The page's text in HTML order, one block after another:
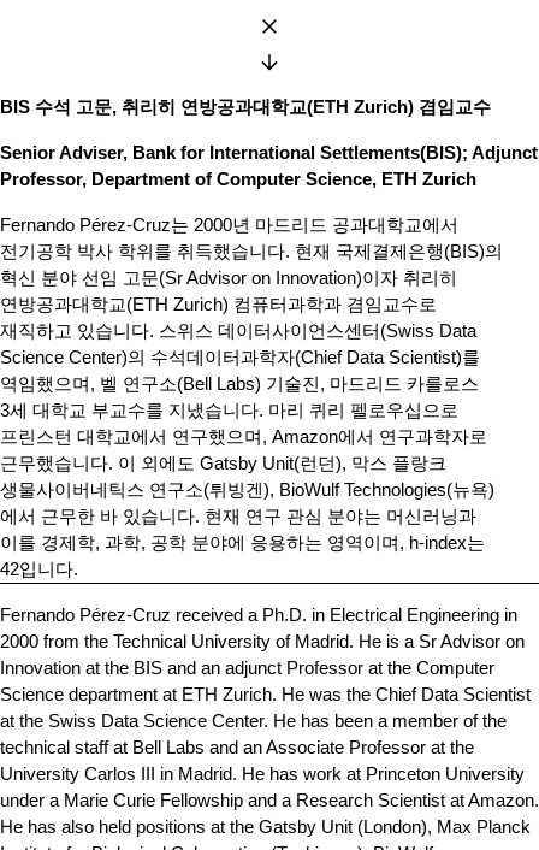
BIS 수석 고문, 취리히 연방공과대학교(ETH Zurich) 겸임교수
Senior Adviser, Bank for International Settlements(BIS); Adjunct
Professor, Department of Computer Science, ETH Zurich
Fernando Pérez-Cruz는 2000년 마드리드 공과대학교에서
전기공학 박사 학위를 취득했습니다. 현재 국제결제은행(BIS)의
혁신 분야 선임 고문(Sr Advisor on Innovation)이자 취리히
연방공과대학교(ETH Zurich) 컴퓨터과학과 겸임교수로
재직하고 있습니다. 스위스 데이터사이언스센터(Swiss Data
Science Center)의 수석데이터과학자(Chief Data Scientist)를
역임했으며, 벨 연구소(Bell Labs) 기술진, 마드리드 카를로스
3세 대학교 부교수를 지냈습니다. 마리 퀴리 펠로우십으로
프린스턴 대학교에서 연구했으며, Amazon에서 연구과학자로
근무했습니다. 이 외에도 Gatsby Unit(런던), 막스 플랑크
생물사이버네틱스 연구소(튀빙겐), BioWulf Technologies(뉴욕)
에서 근무한 바 있습니다. 현재 연구 관심 분야는 머신러닝과
이를 경제학, 과학, 공학 분야에 응용하는 영역이며, h-index는
42입니다.
Fernando Pérez-Cruz received a Ph.D. in Electrical Engineering in
2000 from the Technical University of Madrid. He is a Sr Advisor on
Innovation at the BIS and an adjunct Professor at the Computer
Science department at ETH Zurich. He was the Chief Data Scientist
at the Swiss Data Science Center. He has been a member of the
technical staff at Bell Labs and an Associate Professor at the
University Carlos III in Madrid. He has work at Princeton University
under a Marie Curie Fellowship and a Research Scientist at Amazon.
He has also held positions at the Gatsby Unit (London), Max Planck